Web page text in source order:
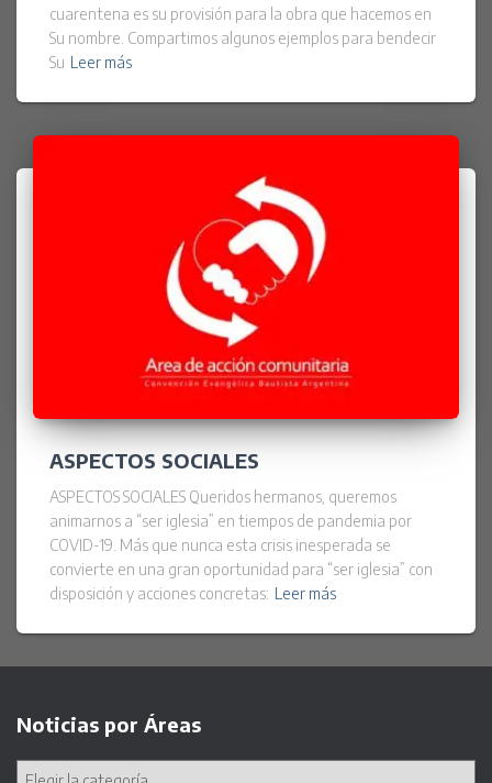
cuarentena es su provisión para la obra que hacemos en
Su nombre. Compartimos algunos ejemplos para bendecir
Su Leer más
ASPECTOS SOCIALES
ASPECTOS SOCIALES Queridos hermanos, queremos
animarnos a “ser iglesia” en tiempos de pandemia por
COVID-19. Más que nunca esta crisis inesperada se
convierte en una gran oportunidad para “ser iglesia” con
disposición y acciones concretas: Leer más
Noticias por Áreas